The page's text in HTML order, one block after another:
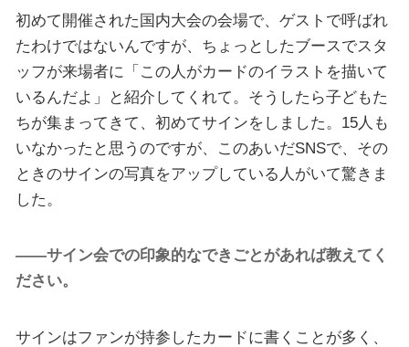
初めて開催された国内大会の会場で、ゲストで呼ばれ
たわけではないんですが、ちょっとしたブースでスタ
ッフが来場者に「この人がカードのイラストを描いて
いるんだよ」と紹介してくれて。そうしたら子どもた
ちが集まってきて、初めてサインをしました。15人も
いなかったと思うのですが、このあいだSNSで、その
ときのサインの写真をアップしている人がいて驚きま
した。
——サイン会での印象的なできごとがあれば教えてく
ださい。
サインはファンが持参したカードに書くことが多く、